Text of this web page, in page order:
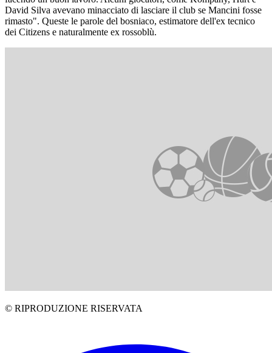
David Silva avevano minacciato di lasciare il club se Mancini fosse
rimasto". Queste le parole del bosniaco, estimatore dell'ex tecnico
dei Citizens e naturalmente ex rossoblù.
© RIPRODUZIONE RISERVATA